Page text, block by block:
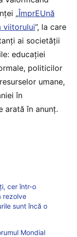
„ÎmprEUnă
viitorului”, la care
ai societății
educației
politicilor
umane,
în
arată în anunț.
cer într-o
rezolve
sunt încă o
Mondial